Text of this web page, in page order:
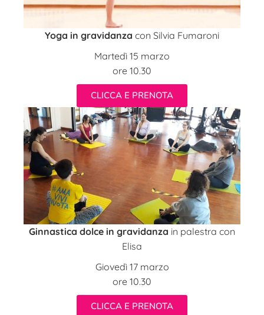
Yoga in gravidanza con Silvia Fumaroni
Martedì 15 marzo
ore 10.30
CLICCA E PRENOTA
Ginnastica dolce in gravidanza in palestra con
Elisa
Giovedì 17 marzo
ore 10.30
CLICCA E PRENOTA